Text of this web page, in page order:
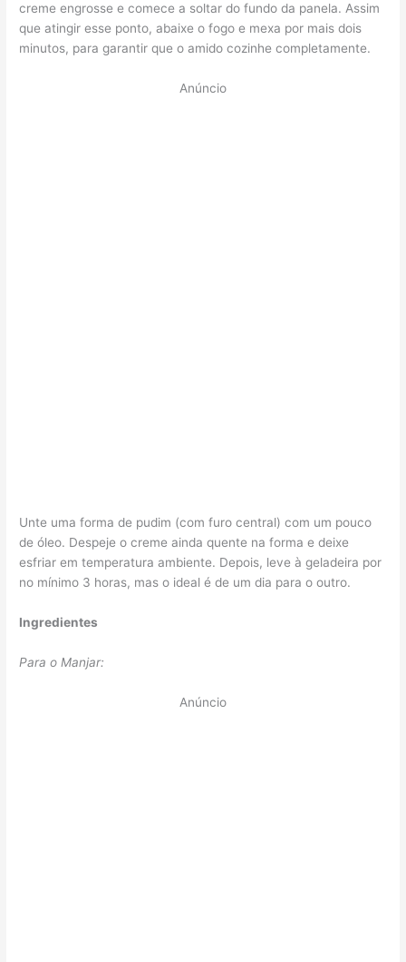
creme engrosse e comece a soltar do fundo da panela. Assim
que atingir esse ponto, abaixe o fogo e mexa por mais dois
minutos, para garantir que o amido cozinhe completamente.
Anúncio
Unte uma forma de pudim (com furo central) com um pouco
de óleo. Despeje o creme ainda quente na forma e deixe
esfriar em temperatura ambiente. Depois, leve à geladeira por
no mínimo 3 horas, mas o ideal é de um dia para o outro.
Ingredientes
Para o Manjar:
Anúncio